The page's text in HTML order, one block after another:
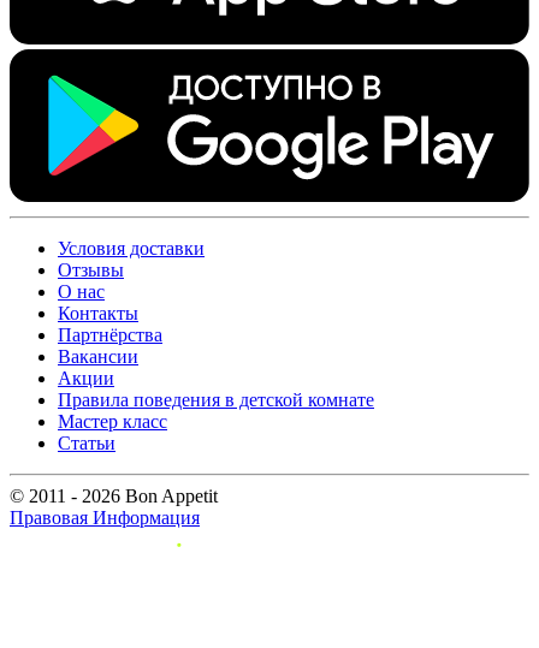
Условия доставки
Отзывы
О нас
Контакты
Партнёрства
Вакансии
Акции
Правила поведения в детской комнате
Мастер класс
Статьи
© 2011 - 2026 Bon Appetit
Правовая Информация